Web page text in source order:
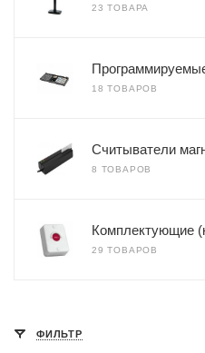
23 ТОВАРА
18 ТОВАРОВ
Считыватели
8 ТОВАРОВ
Комплектующие
29 ТОВАРОВ
ФИЛЬТР